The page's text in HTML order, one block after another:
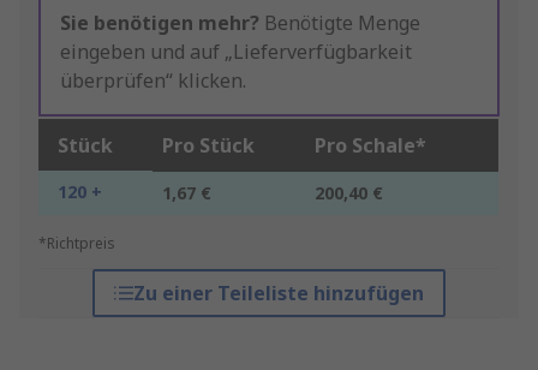
Sie benötigen mehr? Benötigte Menge
eingeben und auf „Lieferverfügbarkeit
überprüfen“ klicken.
Stück Pro Stück Pro Schale*
120 + 1,67 € 200,40 €
*Richtpreis
Zu einer Teileliste hinzufügen